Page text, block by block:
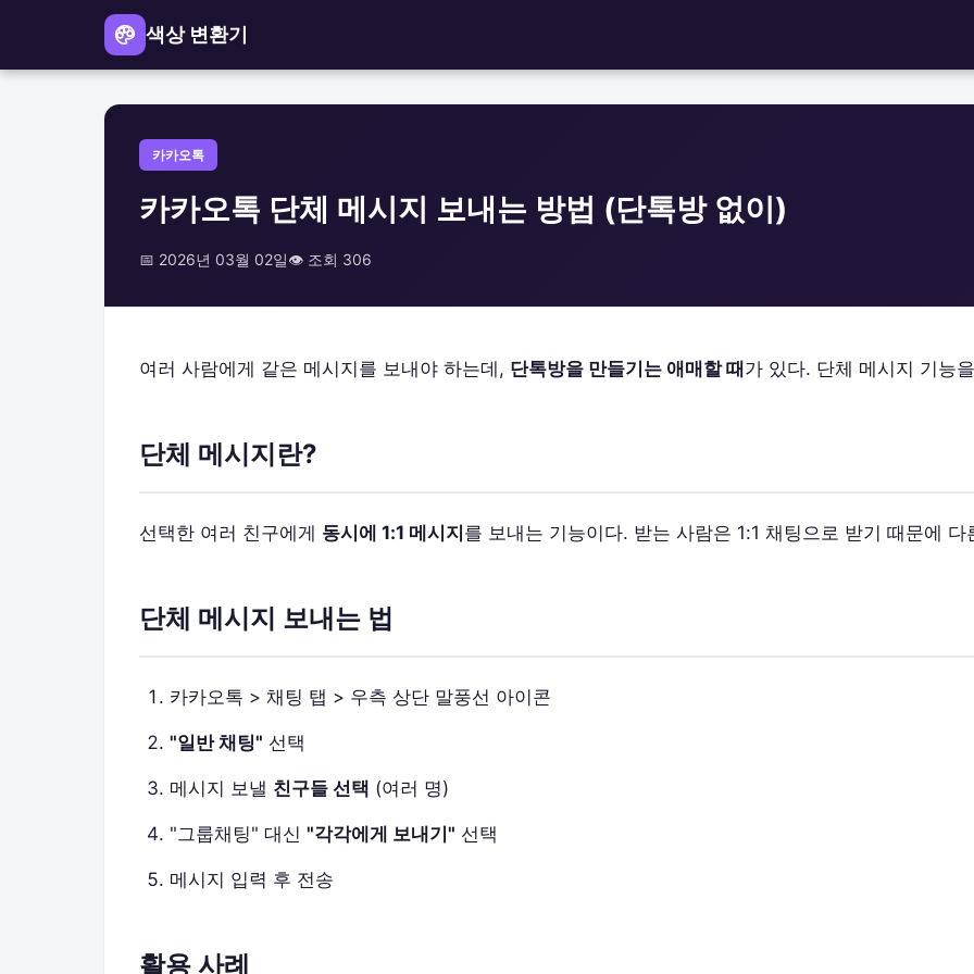
색상 변환기
카카오톡
카카오톡 단체 메시지 보내는 방법 (단톡방 없이)
📅 2026년 03월 02일👁️ 조회 306
여러 사람에게 같은 메시지를 보내야 하는데, 단톡방을 만들기는 애매할 때 가 있다. 단체 메시지 기능
단체 메시지란?
선택한 여러 친구에게 동시에 1:1 메시지 를 보내는 기능이다. 받는 사람은 1:1 채팅으로 받기 때문에 다
단체 메시지 보내는 법
카카오톡 > 채팅 탭 > 우측 상단 말풍선 아이콘
"일반 채팅" 선택
메시지 보낼 친구들 선택 (여러 명)
"그룹채팅" 대신 "각각에게 보내기" 선택
메시지 입력 후 전송
활용 사례